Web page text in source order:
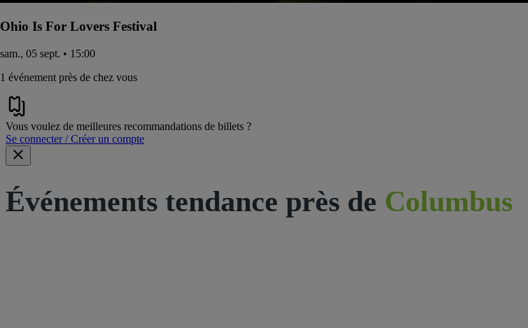
Ohio Is For Lovers Festival
sam., 05 sept. • 15:00
1 événement près de chez vous
Vous voulez de meilleures recommandations de billets ?
Se connecter / Créer un compte
Événements tendance près de Columbus